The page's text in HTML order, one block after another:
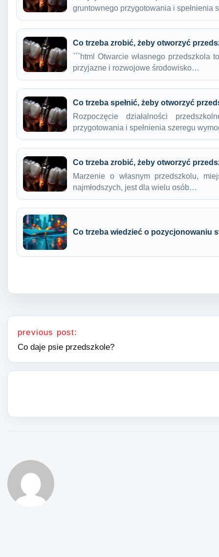
gruntownego przygotowania i spełnienia
Co trzeba zrobić, żeby otworzyć
```html Otwarcie własnego przedszkola
przyjazne i rozwojowe środowisko…
Co trzeba spełnić, żeby otworzyć
Rozpoczęcie działalności
przygotowania i spełnienia szeregu
Co trzeba zrobić, żeby otworzyć
Marzenie o własnym przedszkolu,
najmłodszych, jest dla wielu osób…
Co trzeba wiedzieć o pozycjonowaniu
Nawigacja wpisu
previous post:
Co daje psie przedszkole?